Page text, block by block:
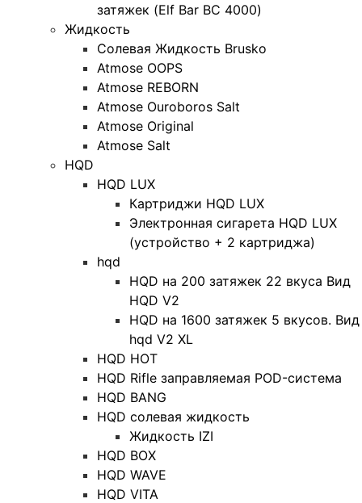
затяжек (Elf Bar BC 4000)
Жидкость
Солевая Жидкость Brusko
Atmose OOPS
Atmose REBORN
Atmose Ouroboros Salt
Atmose Original
Atmose Salt
HQD
HQD LUX
Картриджи HQD LUX
Электронная сигарета HQD LUX
(устройство + 2 картриджа)
hqd
HQD на 200 затяжек 22 вкуса Вид
HQD V2
HQD на 1600 затяжек 5 вкусов. Вид
hqd V2 XL
HQD HOT
HQD Rifle заправляемая POD-система
HQD BANG
HQD солевая жидкость
Жидкость IZI
HQD BOX
HQD WAVE
HQD VITA